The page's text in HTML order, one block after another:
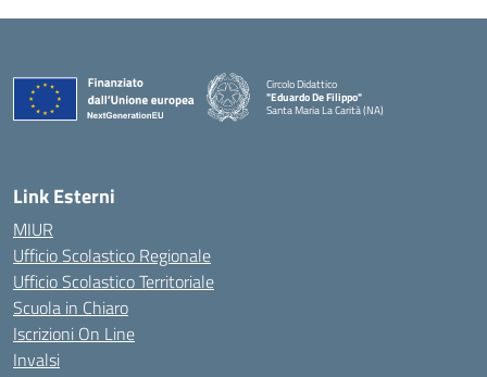
Circolo Didattico
"Eduardo De Filippo"
Santa Maria La Carità (NA)
Link Esterni
MIUR
Ufficio Scolastico Regionale
Ufficio Scolastico Territoriale
Scuola in Chiaro
Iscrizioni On Line
Invalsi